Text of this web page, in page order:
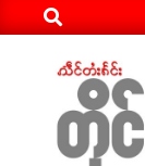
to
Search